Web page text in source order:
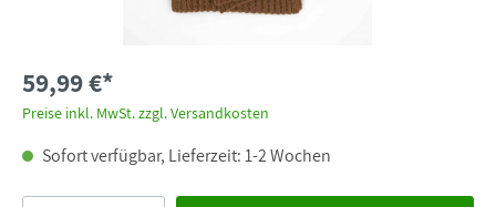
59,99 €*
Preise inkl. MwSt. zzgl. Versandkosten
Sofort verfügbar, Lieferzeit: 1-2 Wochen